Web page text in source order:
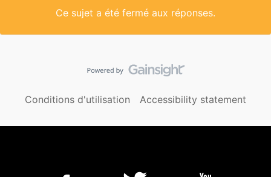
Ce sujet a été fermé aux réponses.
Conditions d'utilisation Accessibility statement